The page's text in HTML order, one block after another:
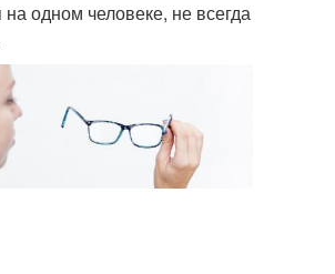
одном человеке, не всегда